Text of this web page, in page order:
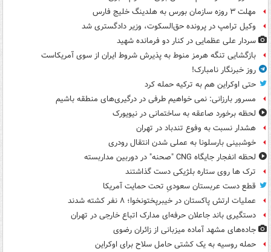
مهلت ۳ روزه سازمان بورس به هلدینگ خلیج فارس
وکیل ترامپ در پرونده حق‌السکوت، وزیر دادگستری شد
سردار علی عظمایی در کنار دو فرمانده شهید
بازگشایی تنگه هرمز منوط به پذیرش شروط ایران از سوی آمریکاست
روز خبرنگار نامبارک!
حتی اوکراین هم به ترکیه حمله کرد
مسرور بارزانی: نمی خواهیم طرفی در درگیری‌های منطقه باشیم
لحظه برخورد صاعقه به ساختمانی در نیویورک
هشدار نسبت به وفوع تندباد در تهران
خوشبینی بارسلونا به عملی شدن انتقال رودری
لحظه انفجار جایگاه CNG "صحنه" در دوربین مداربسته
ترک ها روی ستاره بلژیکی دست گذاشتند
قطع دست عربستان سعودیِ تحت حمایت آمریکا
عملیات ارتش پاکستان در خیبرپختونخوا؛ ۸ نفر کشته شدند
دستگیری باند جاعلان حرفه‌ای مدارک اتباع خارجی در تهران
جاده‌های مشهد آماده میزبانی از زائران رضوی
حمله روسیه به یک کشتی حامل سلاح برای اوکراین